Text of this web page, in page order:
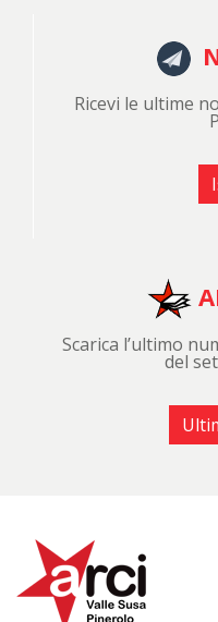
Ricevi le ultime
Scarica l’ultimo
del